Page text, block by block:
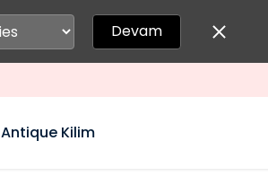
Devam
Antique Kilim